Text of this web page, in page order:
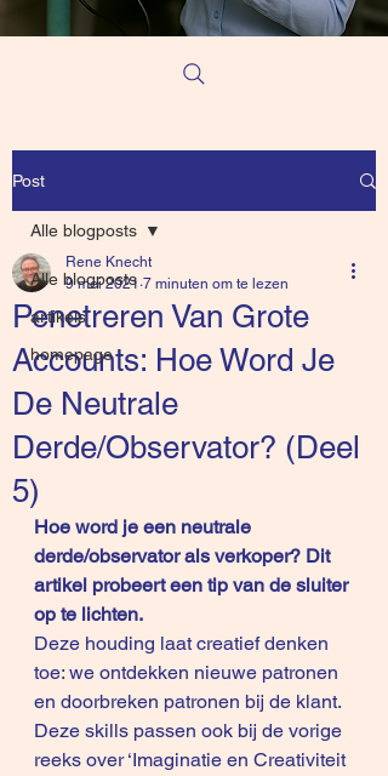
Post
Alle blogposts
artikels
homepage
Alle blogposts
Penetreren Van Grote
Accounts: Hoe Word Je
De Neutrale
Derde/Observator? (Deel
5)
Rene Knecht
9 mei 2021 7 minuten om te lezen
Hoe word je een neutrale
derde/observator als verkoper? Dit
artikel probeert een tip van de sluiter
op te lichten.
Deze houding laat creatief denken
toe: we ontdekken nieuwe patronen
en doorbreken patronen bij de klant.
Deze skills passen ook bij de vorige
reeks over ‘Imaginatie en Creativiteit